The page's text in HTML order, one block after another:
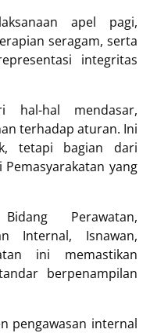
apel pagi,
seragam, serta
integritas
hal-hal mendasar,
terhadap aturan. Ini
tetapi bagian dari
yang
Perawatan,
Internal, Isnawan,
ini memastikan
berpenampilan
pengawasan internal